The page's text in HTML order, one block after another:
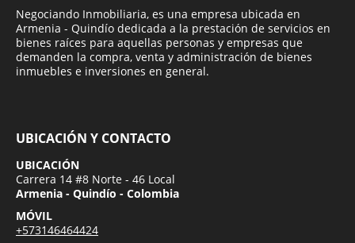
Negociando Inmobiliaria, es una empresa ubicada en
Armenia - Quindío dedicada a la prestación de servicios en
bienes raíces para aquellas personas y empresas que
demanden la compra, venta y administración de bienes
inmuebles e inversiones en general.
UBICACIÓN Y CONTACTO
UBICACIÓN
Carrera 14 #8 Norte - 46 Local
Armenia - Quindío - Colombia
MÓVIL
+573146464424